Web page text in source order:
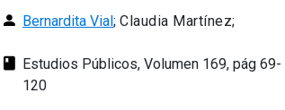
person Bernardita Vial ; Claudia Martínez;
class
Estudios Públicos, Volumen 169, pág 69-
120